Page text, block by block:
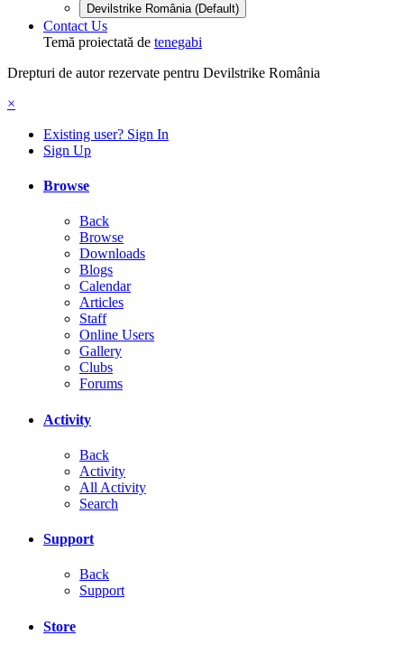
Devilstrike România (Default)
Contact Us
Temă proiectată de tenegabi
Drepturi de autor rezervate pentru Devilstrike România
×
Existing user? Sign In
Sign Up
Browse
Back
Browse
Downloads
Blogs
Calendar
Articles
Staff
Online Users
Gallery
Clubs
Forums
Activity
Back
Activity
All Activity
Search
Support
Back
Support
Store